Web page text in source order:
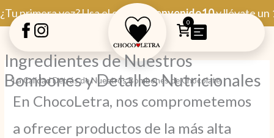
al
contenido
¿Tu primera vez? Usa el código Bienvenido10y llévate un
0
Ingredientes de Nuestros
Bombones y Detalles Nutricionales
La Calidad Detrás de Nuestros Bombones de Chocolate
En ChocoLetra, nos comprometemos
a ofrecer productos de la más alta